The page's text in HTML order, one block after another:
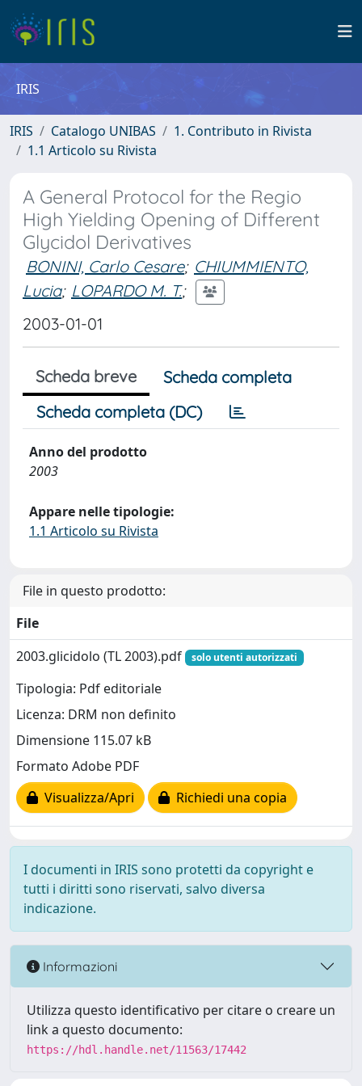
IRIS
IRIS Catalogo UNIBAS
1. Contributo in Rivista
1.1 Articolo su Rivista
A General Protocol for the Regio
High Yielding Opening of Different
Glycidol Derivatives
BONINI, Carlo Cesare; CHIUMMIENTO,
Lucia; LOPARDO M. T.;
2003-01-01
Scheda breve
Scheda completa
Scheda completa (DC)
Anno del prodotto
2003
Appare nelle tipologie:
1.1 Articolo su Rivista
File in questo prodotto:
File
2003.glicidolo (TL 2003).pdf
solo utenti autorizzati
Tipologia: Pdf editoriale
Licenza: DRM non definito
Dimensione 115.07 kB
Formato Adobe PDF
Visualizza/Apri
Richiedi una copia
I documenti in IRIS sono protetti da copyright e
tutti i diritti sono riservati, salvo diversa
indicazione.
Informazioni
Utilizza questo identificativo per citare o creare un
link a questo documento:
https://hdl.handle.net/11563/17442